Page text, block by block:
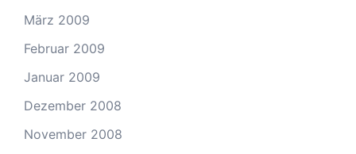
März 2009
Februar 2009
Januar 2009
Dezember 2008
November 2008